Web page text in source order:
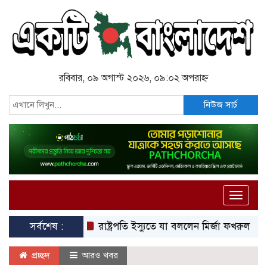
রবিবার, ০৯ অগাস্ট ২০২৬, ০৯:০২ অপরাহ্ন
নিউজ সার্চ
Toggle
সর্বশেষ :রাষ্ট্রপতি ইস্যুতে যা বললেন মির্জা ফখরুল রাষ্ট্রপতি
প্রচ্ছদ আরও খবর